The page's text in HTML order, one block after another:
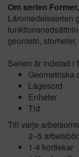
Om serien
Läromedelsserien
geometri,
Serien är indelad i
Geometriska
Lägesord
Enheter
Tid
Till varje
2–5
1-4 kortlekar